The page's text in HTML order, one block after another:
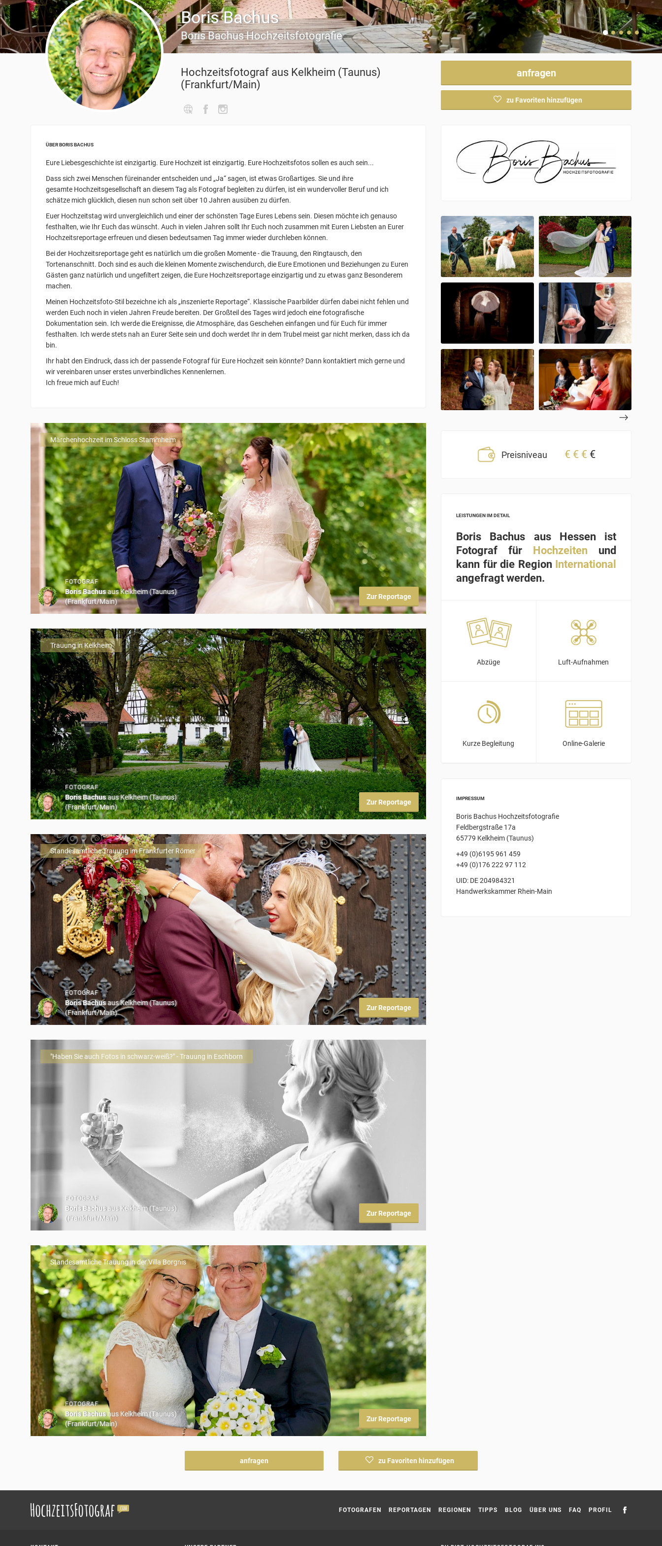
Boris Bachus
Boris Bachus Hochzeitsfotografie
Hochzeitsfotograf aus Kelkheim (Taunus)
(Frankfurt/Main)
anfragen
zu Favoriten hinzufügen
ÜBER BORIS BACHUS
Eure Liebesgeschichte ist einzigartig. Eure Hochzeit ist einzigartig. Eure Hochzeitsfotos sollen es auch sein...
Dass sich zwei Menschen füreinander entscheiden und „Ja“ sagen, ist etwas Großartiges. Sie und ihre
gesamte Hochzeitsgesellschaft an diesem Tag als Fotograf begleiten zu dürfen, ist ein wundervoller Beruf und ich
schätze mich glücklich, diesen nun schon seit über 10 Jahren ausüben zu dürfen.
Euer Hochzeitstag wird unvergleichlich und einer der schönsten Tage Eures Lebens sein. Diesen möchte ich genauso
festhalten, wie Ihr Euch das wünscht. Auch in vielen Jahren sollt Ihr Euch noch zusammen mit Euren Liebsten an Eurer
Hochzeitsreportage erfreuen und diesen bedeutsamen Tag immer wieder durchleben können.
Bei der Hochzeitsreportage geht es natürlich um die großen Momente - die Trauung, den Ringtausch, den
Tortenanschnitt. Doch sind es auch die kleinen Momente zwischendurch, die Eure Emotionen und Beziehungen zu Euren
Gästen ganz natürlich und ungefiltert zeigen, die Eure Hochzeitsreportage einzigartig und zu etwas ganz Besonderem
machen.
Meinen Hochzeitsfoto-Stil bezeichne ich als „inszenierte Reportage“. Klassische Paarbilder dürfen dabei nicht fehlen und
werden Euch noch in vielen Jahren Freude bereiten. Der Großteil des Tages wird jedoch eine fotografische
Dokumentation sein. Ich werde die Ereignisse, die Atmosphäre, das Geschehen einfangen und für Euch für immer
festhalten. Ich werde stets nah an Eurer Seite sein und doch werdet Ihr in dem Trubel meist gar nicht merken, dass ich da
bin.
Ihr habt den Eindruck, dass ich der passende Fotograf für Eure Hochzeit sein könnte? Dann kontaktiert mich gerne und
wir vereinbaren unser erstes unverbindliches Kennenlernen.
Ich freue mich auf Euch!
Märchenhochzeit im Schloss Stammheim
Zur Reportage
FOTOGRAF
Boris Bachusaus Kelkheim (Taunus)
(Frankfurt/Main)
Trauung in Kelkheim
Zur Reportage
FOTOGRAF
Boris Bachusaus Kelkheim (Taunus)
(Frankfurt/Main)
Standesamtliche Trauung im Frankfurter Römer
Zur Reportage
FOTOGRAF
Boris Bachusaus Kelkheim (Taunus)
(Frankfurt/Main)
"Haben Sie auch Fotos in schwarz-weiß?" - Trauung in Eschborn
Zur Reportage
FOTOGRAF
Boris Bachusaus Kelkheim (Taunus)
(Frankfurt/Main)
Standesamtliche Trauung in der Villa Borgnis
Zur Reportage
FOTOGRAF
Boris Bachusaus Kelkheim (Taunus)
(Frankfurt/Main)
Preisniveau € € € €
LEISTUNGEN IM DETAIL
Boris Bachus aus Hessen ist
Fotograf für Hochzeiten und
kann für die Region International
angefragt werden.
Abzüge Luft-Aufnahmen
Kurze Begleitung Online-Galerie
IMPRESSUM
Boris Bachus Hochzeitsfotografie
Feldbergstraße 17a
65779 Kelkheim (Taunus)
+49 (0)6195 961 459
+49 (0)176 222 97 112
UID: DE 204984321
Handwerkskammer Rhein-Main
anfragen zu Favoriten hinzufügen
FOTOGRAFEN REPORTAGEN REGIONEN TIPPS BLOG ÜBER UNS FAQ PROFIL